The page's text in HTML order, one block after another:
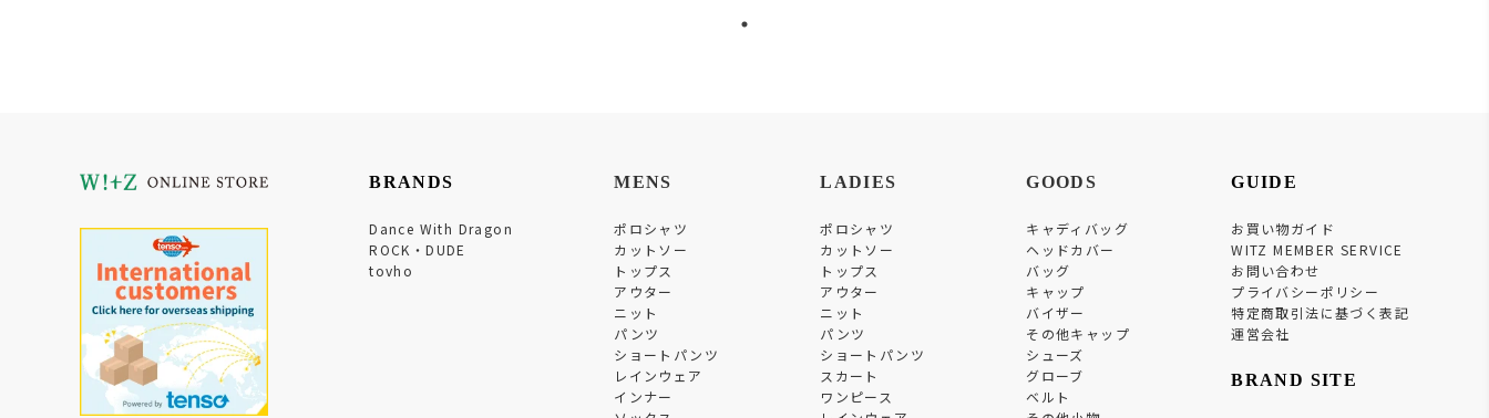
BRANDS
Dance With Dragon
ROCK・DUDE
tovho
MENS
ポロシャツ
カットソー
トップス
アウター
ニット
パンツ
ショートパンツ
レインウェア
インナー
LADIES
ポロシャツ
カットソー
トップス
アウター
ニット
パンツ
ショートパンツ
スカート
ワンピース
GOODS
キャディバッグ
ヘッドカバー
バッグ
キャップ
バイザー
その他キャップ
シューズ
グローブ
ベルト
GUIDE
お買い物ガイド
WITZ MEMBER SERVICE
お問い合わせ
プライバシーポリシー
特定商取引法に基づく表記
運営会社
BRAND SITE